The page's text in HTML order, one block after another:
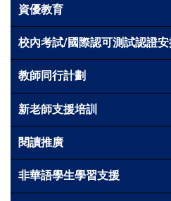
資優教育
校內考試/國際認可測試認證
教師同行計劃
新老師支援培訓
閱讀推廣
非華語學生學習支援